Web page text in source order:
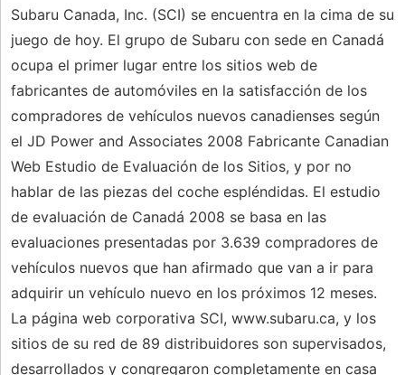
Subaru Canada, Inc. (SCI) se encuentra en la cima de su
juego de hoy. El grupo de Subaru con sede en Canadá
ocupa el primer lugar entre los sitios web de
fabricantes de automóviles en la satisfacción de los
compradores de vehículos nuevos canadienses según
el JD Power and Associates 2008 Fabricante Canadian
Web Estudio de Evaluación de los Sitios, y por no
hablar de las piezas del coche espléndidas. El estudio
de evaluación de Canadá 2008 se basa en las
evaluaciones presentadas por 3.639 compradores de
vehículos nuevos que han afirmado que van a ir para
adquirir un vehículo nuevo en los próximos 12 meses.
La página web corporativa SCI, www.subaru.ca, y los
sitios de su red de 89 distribuidores son supervisados,
desarrollados y congregaron completamente en casa